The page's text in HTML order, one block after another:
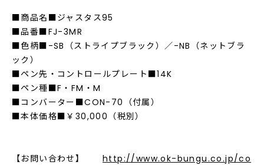
■商品名■ジャスタス95
■品番■FJ-3MR
■色柄■-SB（ストライプブラック）／-NB（ネットブラ
ック）
■ペン先・コントロールプレート■14K
■ペン種■F・FM・M
■コンバーター■CON-70（付属）
■本体価格■￥30,000（税別）
【お問い合わせ】 http://www.ok-bungu.co.jp/co